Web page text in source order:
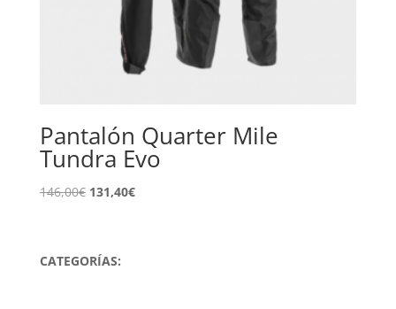
Pantalón Quarter Mile
Tundra Evo
146,00€ El
era:
131,40€El
CATEGORÍAS: